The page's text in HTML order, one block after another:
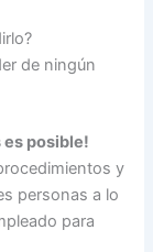
de ningún
posible!
y
personas a lo
para